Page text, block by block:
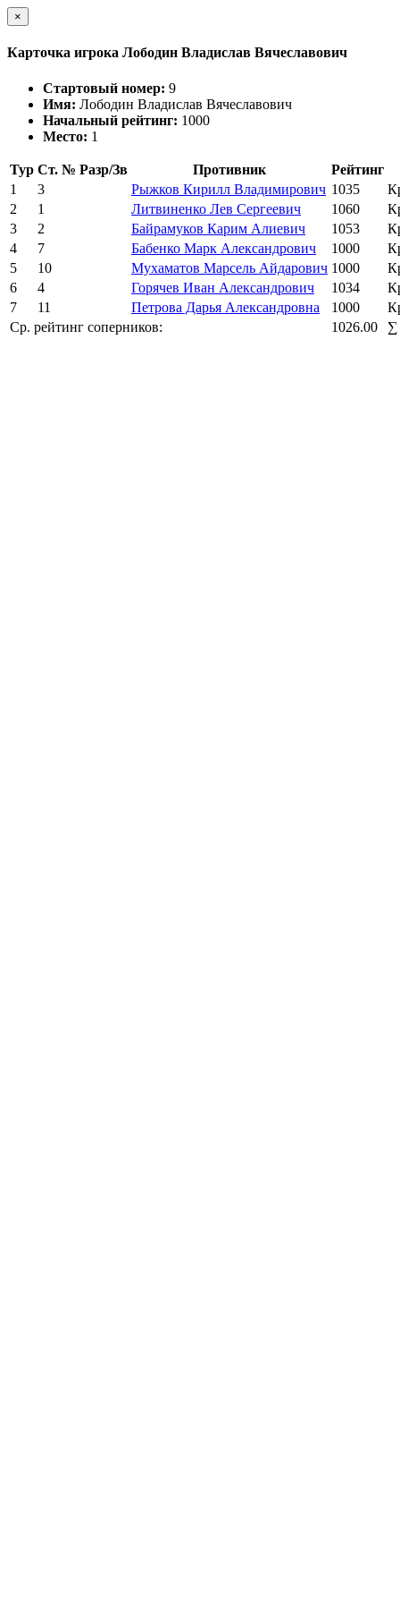
×
Карточка игрока Лободин Владислав Вячеславович
Стартовый номер: 9
Имя: Лободин Владислав Вячеславович
Начальный рейтинг: 1000
Место: 1
Тур Ст. № Разр/Зв Противник
Рейтинг
1
3 Рыжков Кирилл Владимирович 1035
2
1 Литвиненко Лев Сергеевич 1060
3
2 Байрамуков Карим Алиевич 1053
4
7 Бабенко Марк Александрович 1000
5
10 Мухаматов Марсель Айдарович 1000
6
4 Горячев Иван Александрович 1034
7
11 Петрова Дарья Александровна 1000
Ср. рейтинг соперников:
1026.00 ∑